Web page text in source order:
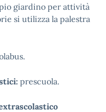
giardino per attività
si utilizza la palestra
prescuola.